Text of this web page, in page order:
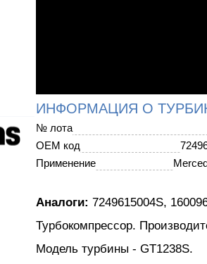
ИНФОРМАЦИЯ О
№ лота
OEM код
Применение
Аналоги: 7249615004S,
Турбокомпрессор.
Модель турбины - GT1238S.